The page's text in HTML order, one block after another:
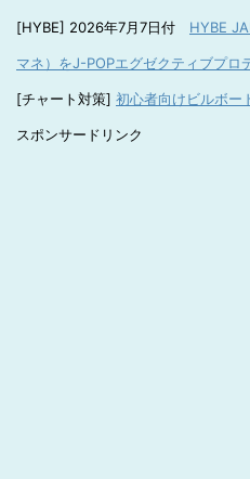
[HYBE] 2026年7月7日付 HYBE
マネ）をJ-POPエグゼクティブプロ
[チャート対策] 初心者向けビルボー
スポンサードリンク